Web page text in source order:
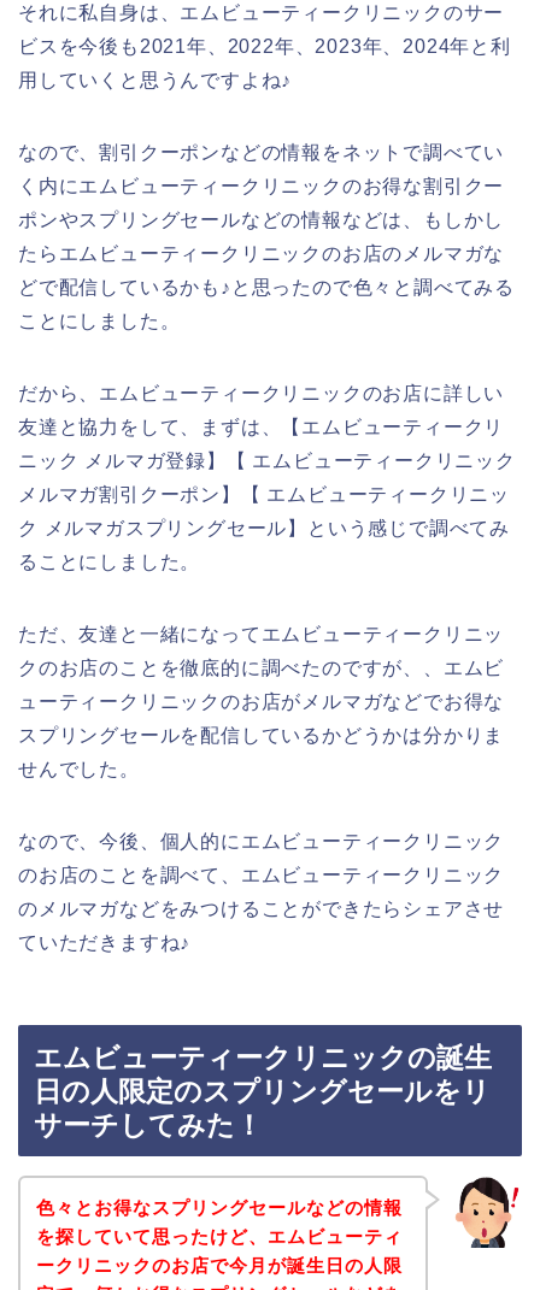
それに私自身は、エムビューティークリニックのサー
ビスを今後も2021年、2022年、2023年、2024年と利
用していくと思うんですよね♪
なので、割引クーポンなどの情報をネットで調べてい
く内にエムビューティークリニックのお得な割引クー
ポンやスプリングセールなどの情報などは、もしかし
たらエムビューティークリニックのお店のメルマガな
どで配信しているかも♪と思ったので色々と調べてみる
ことにしました。
だから、エムビューティークリニックのお店に詳しい
友達と協力をして、まずは、【エムビューティークリ
ニック メルマガ登録】【 エムビューティークリニック
メルマガ割引クーポン】【 エムビューティークリニッ
ク メルマガスプリングセール】という感じで調べてみ
ることにしました。
ただ、友達と一緒になってエムビューティークリニッ
クのお店のことを徹底的に調べたのですが、、エムビ
ューティークリニックのお店がメルマガなどでお得な
スプリングセールを配信しているかどうかは分かりま
せんでした。
なので、今後、個人的にエムビューティークリニック
のお店のことを調べて、エムビューティークリニック
のメルマガなどをみつけることができたらシェアさせ
ていただきますね♪
エムビューティークリニックの誕生
日の人限定のスプリングセールをリ
サーチしてみた！
色々とお得なスプリングセールなどの情報
を探していて思ったけど、エムビューティ
ークリニックのお店で今月が誕生日の人限